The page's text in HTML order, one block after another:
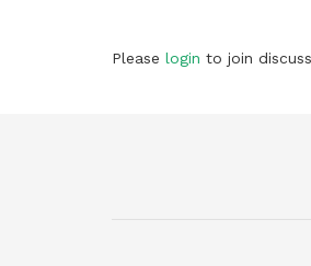
Please login to join